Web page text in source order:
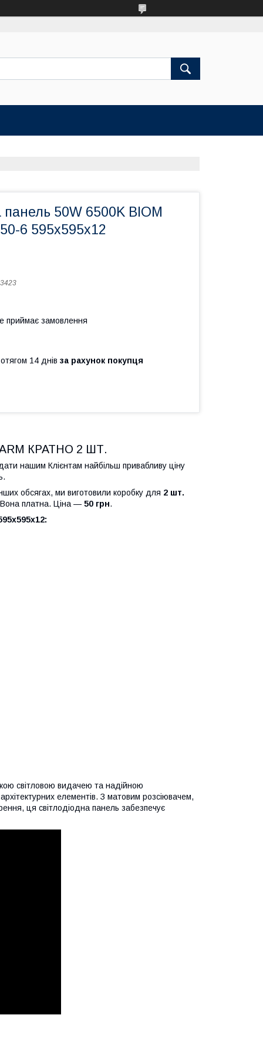
панель 50W 6500K BIOM
6 595x595x12
приймає замовлення
14 днів за рахунок покупця
КРАТНО 2 ШТ.
нашим Клієнтам найбільш привабливу ціну
обсягах, ми виготовили коробку для 2 шт.
платна. Ціна — 50 грн.
світловою видачею та надійною
елементів. З матовим розсіювачем,
ця світлодіодна панель забезпечує